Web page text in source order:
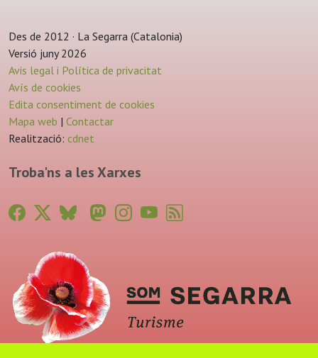
Des de 2012 · La Segarra (Catalonia)
Versió juny 2026
Avis legal i Política de privacitat
Avís de cookies
Edita consentiment de cookies
Mapa web | Contactar
Realització: cdnet
Troba'ns a les Xarxes